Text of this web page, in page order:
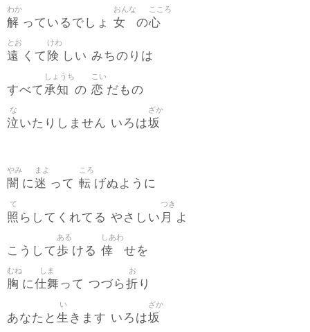
解
わか
っているでしょ 女
おんな
の心
こころ
遠
とお
くて 険
けわ
しい みちのりは
すべて 承知
しょうち
の 恋
こい
だもの
泣
な
いたりしません いろは坂
ざか
闇
やみ
に迷
まよ
って 転
ころ
げぬように
照
て
らしてくれてる やさしい 月
つき
よ
こうして歩
ある
ける 倖
しあわ
せを
胸
むね
に仕舞
しま
って つづら折
お
り
あなたと 生
い
きます いろは坂
ざか